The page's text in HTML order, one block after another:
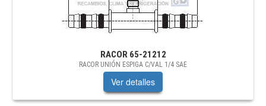
RACOR 65-21212
RACOR UNIÓN ESPIGA C/VAL 1/4 SAE
Ver detalles